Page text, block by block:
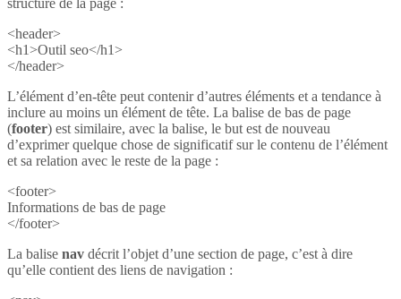
structure de la page :
<header>
<h1>Outil seo</h1>
</header>
L’élément d’en-tête peut contenir d’autres éléments et a tendance à
inclure au moins un élément de tête. La balise de bas de page
(footer) est similaire, avec la balise, le but est de nouveau
d’exprimer quelque chose de significatif sur le contenu de l’élément
et sa relation avec le reste de la page :
<footer>
Informations de bas de page
</footer>
La balise nav décrit l’objet d’une section de page, c’est à dire
qu’elle contient des liens de navigation :